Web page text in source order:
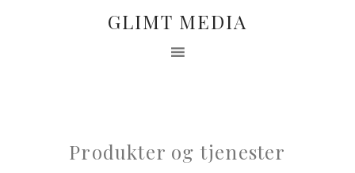
GLIMT MEDIA
Produkter og tjenester